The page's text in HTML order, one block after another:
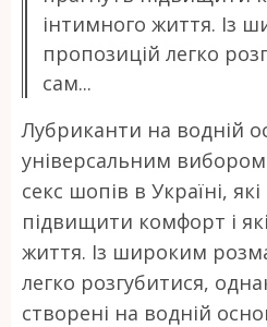
інтимного життя. Із
пропозицій легко
сам...
Лубриканти на водній
універсальним вибором
секс шопів в Україні,
підвищити комфорт і
життя. Із широким
легко розгубитися,
створені на водній